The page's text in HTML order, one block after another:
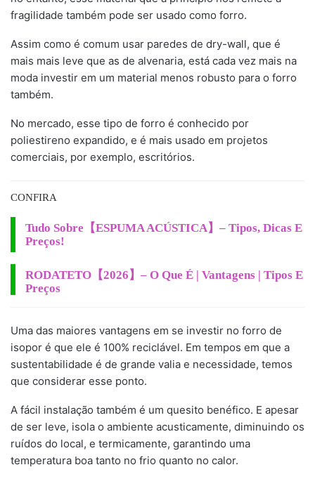
fragilidade também pode ser usado como forro.
Assim como é comum usar paredes de dry-wall, que é
mais mais leve que as de alvenaria, está cada vez mais na
moda investir em um material menos robusto para o forro
também.
No mercado, esse tipo de forro é conhecido por
poliestireno expandido, e é mais usado em projetos
comerciais, por exemplo, escritórios.
CONFIRA
Tudo Sobre【ESPUMA ACÚSTICA】– Tipos, Dicas E
Preços!
RODATETO【2026】– O Que É | Vantagens | Tipos E
Preços
Uma das maiores vantagens em se investir no forro de
isopor é que ele é 100% reciclável. Em tempos em que a
sustentabilidade é de grande valia e necessidade, temos
que considerar esse ponto.
A fácil instalação também é um quesito benéfico. E apesar
de ser leve, isola o ambiente acusticamente, diminuindo os
ruídos do local, e termicamente, garantindo uma
temperatura boa tanto no frio quanto no calor.